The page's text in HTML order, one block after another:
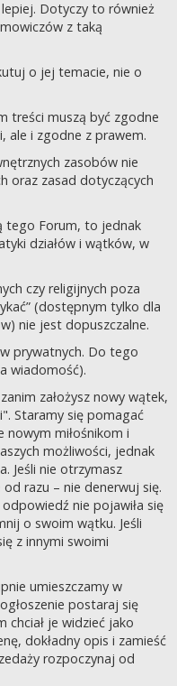
Dotyczy to również
z taką
o jej temacie, nie o
treści muszą być zgodne
ale i zgodne z prawem.
zasobów nie
oraz zasad dotyczących
tego Forum, to jednak
działów i wątków, w
czy religijnych poza
(dostępnym tylko dla
nie jest dopuszczalne.
prywatnych. Do tego
wiadomość).
założysz nowy wątek,
Staramy się pomagać
miłośnikom i
możliwości, jednak
Jeśli nie otrzymasz
razu – nie denerwuj się.
odpowiedź nie pojawiła się
o swoim wątku. Jeśli
z innymi swoimi
umieszczamy w
postaraj się
chciał je widzieć jako
dokładny opis i zamieść
rozpoczynaj od